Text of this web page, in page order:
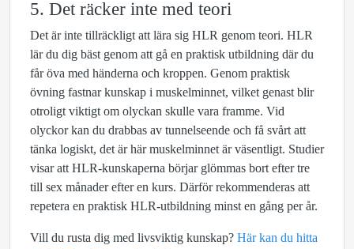
5. Det räcker inte med teori
Det är inte tillräckligt att lära sig HLR genom teori. HLR
lär du dig bäst genom att gå en praktisk utbildning där du
får öva med händerna och kroppen. Genom praktisk
övning fastnar kunskap i muskelminnet, vilket genast blir
otroligt viktigt om olyckan skulle vara framme. Vid
olyckor kan du drabbas av tunnelseende och få svårt att
tänka logiskt, det är här muskelminnet är väsentligt. Studier
visar att HLR-kunskaperna börjar glömmas bort efter tre
till sex månader efter en kurs. Därför rekommenderas att
repetera en praktisk HLR-utbildning minst en gång per år.
Vill du rusta dig med livsviktig kunskap? Här kan du hitta